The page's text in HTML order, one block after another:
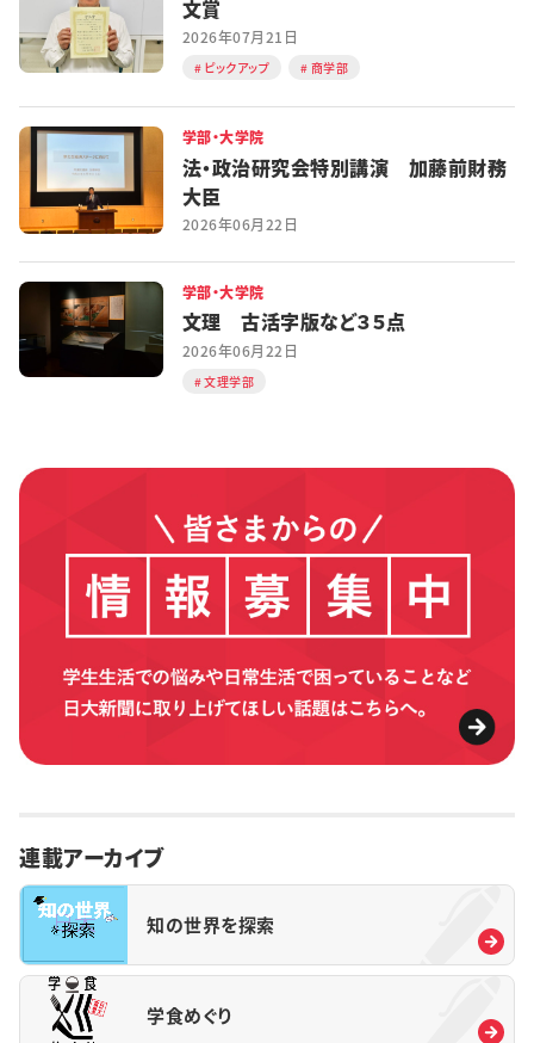
文賞
2026年07月21日
ピックアップ 商学部
学部・大学院
法・政治研究会特別講演 加藤前財務
大臣
2026年06月22日
学部・大学院
文理 古活字版など３５点
2026年06月22日
文理学部
連載アーカイブ
知の世界を探索
学食めぐり